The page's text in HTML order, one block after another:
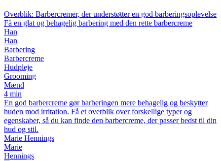
Overblik: Barbercremer, der understøtter en god barberingsoplevelse
Få en glat og behagelig barbering med den rette barbercreme
Han
Han
Barbering
Barbercreme
Hudpleje
Grooming
Mænd
4 min
En god barbercreme gør barberingen mere behagelig og beskytter
huden mod irritation. Få et overblik over forskellige typer og
egenskaber, så du kan finde den barbercreme, der passer bedst til din
hud og stil.
Marie Hennings
Marie
Hennings